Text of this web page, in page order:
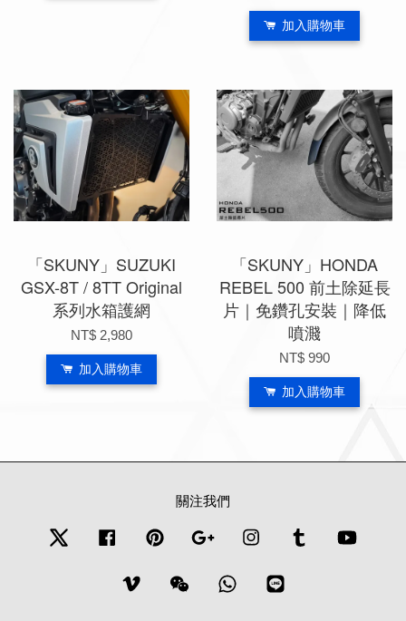
加入購物車
「SKUNY」SUZUKI
GSX-8T / 8TT Original
系列水箱護網
NT$ 2,980
加入購物車
「SKUNY」HONDA
REBEL 500 前土除延長
片｜免鑽孔安裝｜降低
噴濺
NT$ 990
加入購物車
關注我們
Twitter Facebook Pinterest Google Instagram Tumblr
Vimeo Wechat Whatsapp